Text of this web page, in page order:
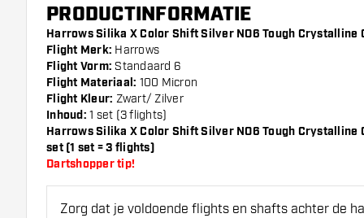
PRODUCTINFORMATIE
Harrows Silika X Color Shift Silver NO6 Tough Crystalline
Flight Merk: Harrows
Flight Vorm: Standaard 6
Flight Materiaal: 100 Micron
Flight Kleur: Zwart/ Zilver
Inhoud: 1 set (3 flights)
Harrows Silika X Color Shift Silver NO6 Tough
set (1 set = 3 flights)
Dartshopper tip!
Zorg dat je voldoende flights en shafts achter de